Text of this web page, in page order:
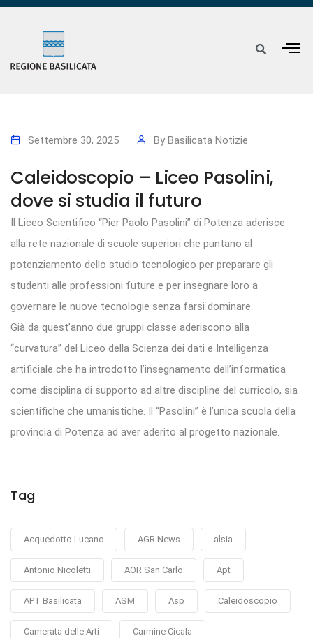
Settembre 30, 2025 By Basilicata Notizie
Caleidoscopio – Liceo Pasolini,
dove si studia il futuro
Il Liceo Scientifico “Pier Paolo Pasolini” di Potenza aderisce
alla rete nazionale di scuole superiori che puntano al
potenziamento dello studio tecnologico per preparare gli
studenti alle professioni future e per insegnare loro a
governare le nuove tecnologie senza farsi dominare.
Già da quest’anno due gruppi classe aderiscono alla
“curvatura” del Liceo della Scienza dei dati e Intelligenza
artificiale che ha introdotto l’insegnamento dell’informatica
come disciplina di supporto ad altre discipline del curricolo, sia
scientifiche che umanistiche. Il “Pasolini” è l’unica scuola della
provincia di Potenza ad aver aderito al progetto nazionale.
Tag
Acquedotto Lucano AGR News alsia
Antonio Nicoletti AOR San Carlo Apt
APT Basilicata ASM Asp Caleidoscopio
Camerata delle Arti Carmine Cicala